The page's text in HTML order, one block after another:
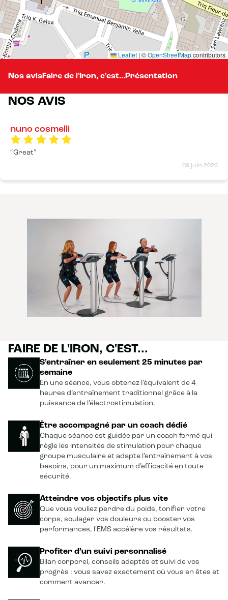
Leaflet | ©OpenStreetMapcontributors
Nos avisFaire de l'Iron, c'est...Présentation
NOS AVIS
nuno cosmelli
09 juin 2026
Great
FAIRE DE L'IRON, C'EST...
S’entraîner en seulement 25 minutes par
semaine
En une séance, vous obtenez l’équivalent de 4
heures d’entraînement traditionnel grâce à la
puissance de l’électrostimulation.
Être accompagné par un coach dédié
Chaque séance est guidée par un coach formé qui
règle les intensités de stimulation pour chaque
groupe musculaire et adapte l’entraînement à vos
besoins, pour un maximum d’efficacité en toute
sécurité.
Atteindre vos objectifs plus vite
Que vous vouliez perdre du poids, tonifier votre
corps, soulager vos douleurs ou booster vos
performances, l'EMS accélère vos résultats.
Profiter d’un suivi personnalisé
Bilan corporel, conseils adaptés et suivi de vos
progrès : vous savez exactement où vous en êtes et
comment avancer.